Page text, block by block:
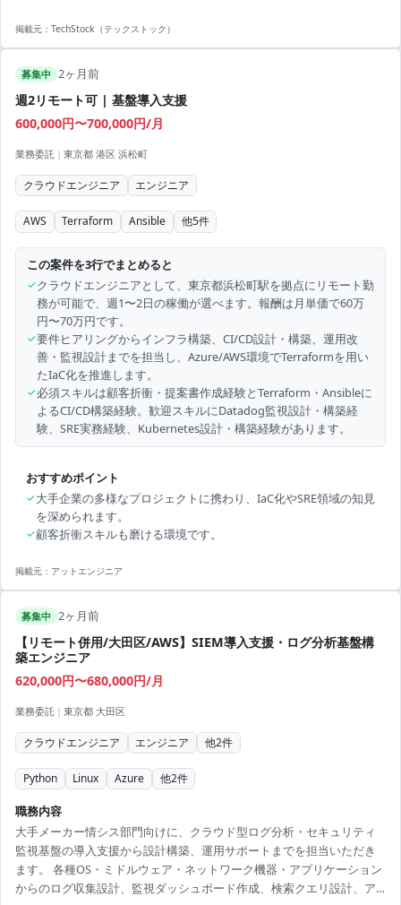
掲載元： TechStock（テックストック）
募集中 2ヶ月前
週2リモート可 | 基盤導入支援
600,000円〜700,000円/月
業務委託 | 東京都 港区 浜松町
クラウドエンジニア エンジニア
AWS Terraform Ansible 他5件
この案件を3行でまとめると
✓クラウドエンジニアとして、東京都浜松町駅を拠点にリモート勤
務が可能で、週1〜2日の稼働が選べます。報酬は月単価で60万
円〜70万円です。
✓要件ヒアリングからインフラ構築、CI/CD設計・構築、運用改
善・監視設計までを担当し、Azure/AWS環境でTerraformを用い
たIaC化を推進します。
✓必須スキルは顧客折衝・提案書作成経験とTerraform・Ansibleに
よるCI/CD構築経験。歓迎スキルにDatadog監視設計・構築経
験、SRE実務経験、Kubernetes設計・構築経験があります。
おすすめポイント
✓大手企業の多様なプロジェクトに携わり、IaC化やSRE領域の知見
を深められます。
✓顧客折衝スキルも磨ける環境です。
掲載元： アットエンジニア
募集中 2ヶ月前
【リモート併用/大田区/AWS】SIEM導入支援・ログ分析基盤構
築エンジニア
620,000円〜680,000円/月
業務委託 | 東京都 大田区
クラウドエンジニア エンジニア 他2件
Python Linux Azure 他2件
職務内容
大手メーカー情シス部門向けに、クラウド型ログ分析・セキュリティ
監視基盤の導入支援から設計構築、運用サポートまでを担当いただき
ます。 各種OS・ミドルウェア・ネットワーク機器・アプリケーション
からのログ収集設計、監視ダッシュボード作成、検索クエリ設計、ア